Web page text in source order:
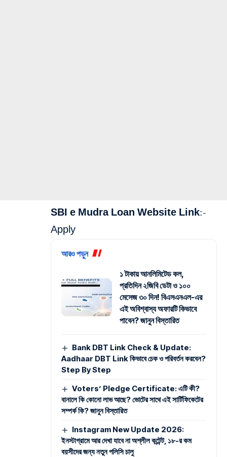
SBI e Mudra Loan Website Link:-
Apply
আরও পড়ুন
১ টাকায় আনলিমিটেড কল,
প্রতিদিন ২জিবি ডেটা ও ১০০
মেসেজ ৩০ দিন! বিএসএনএল-এর
এই অবিশ্বাস্য অফারটি কিভাবে
পাবেন? জানুন বিস্তারিত
Bank DBT Link Check & Update:
Aadhaar DBT Link কিভাবে চেক ও পরিবর্তন করবেন?
Step By Step
Voters’ Pledge Certificate: এটি কী?
বানালে কি কোনো লাভ আছে? ভোটের সাথে এই সার্টিফিকেটের
সম্পর্ক কি? জানুন বিস্তারিত
Instagram New Update 2026:
ইনস্টাগ্রামে আর দেখা যাবে না অশ্লীল কন্টেন্ট, ১৮-র কম
বয়সীদের জন্য নতুন পলিসি চালু